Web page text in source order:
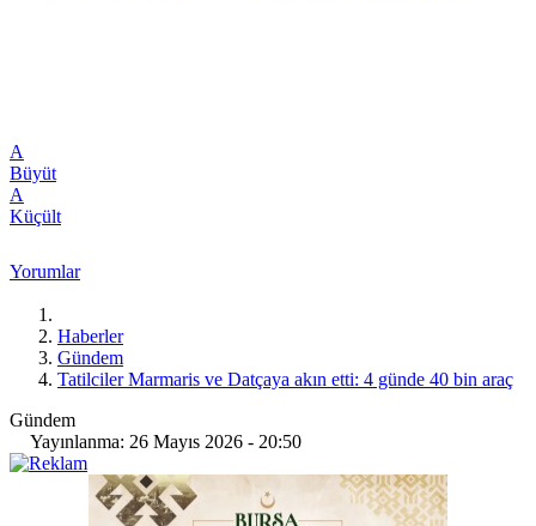
A
Büyüt
A
Küçült
Yorumlar
Haberler
Gündem
Tatilciler Marmaris ve Datçaya akın etti: 4 günde 40 bin araç
Gündem
Yayınlanma: 26 Mayıs 2026 - 20:50